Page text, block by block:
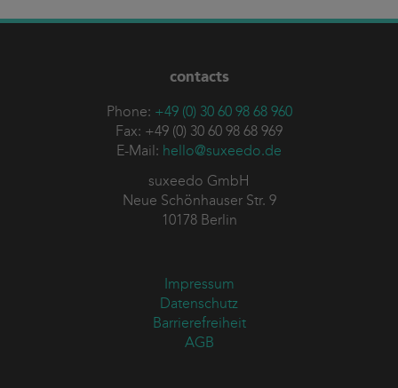
contacts
Phone: +49 (0) 30 60 98 68 960
Fax: +49 (0) 30 60 98 68 969
E-Mail: hello@suxeedo.de
suxeedo GmbH
Neue Schönhauser Str. 9
10178 Berlin
Impressum
Datenschutz
Barrierefreiheit
AGB